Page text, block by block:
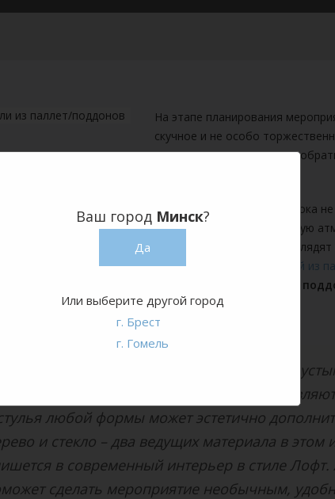
На этапе планирования
скучное и не особо
таком случае лучше всего
паллет в Минске
появилась не так давно, так что пока
которых лежат поддоны, создают ту самую ламповую
встречах.
Диван из паллет
приевшиеся пластиковые стулья. На
диван угловой из
за приятным разговором, так что
прокат мебели из
с сидячими местами на мероприятии.
пространство на вечере не казалось
рядом с диванчиками
любой формы может эстетично
и стекло – два ведущих материала в этом
в современный интерьер в стиле
сделать мероприятие необычным,
Ваш город Минск?
Да
Или выберите другой город
г. Брест
г. Гомель